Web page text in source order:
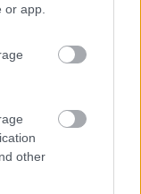
app.
other
sono calati visto
tanto